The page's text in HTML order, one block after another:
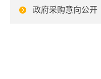
政府采购意向公开